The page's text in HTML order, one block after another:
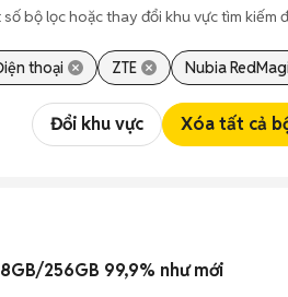
bộ lọc hoặc thay đổi khu vực tìm kiếm
thoại ZTE Nubia
Đổi khu vực Xóa tất cả
256GB 99,9% như mới